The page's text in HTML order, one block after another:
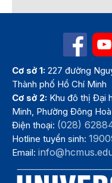
Cơ sở 1: 227 đường
Thành phố Hồ Chí Minh
Cơ sở 2: Khu đô thị Đại
Minh, Phường Đông
Điện thoại: (028)
Hotline tuyển sinh:
Email: